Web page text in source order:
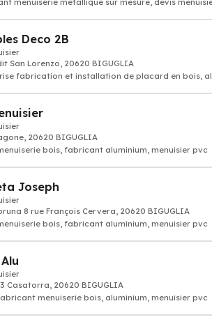
menuiserie metallique sur mesure, devis
Deco 2B
San Lorenzo, 20620 BIGUGLIA
fabrication et installation de placard en bois,
20620 BIGUGLIA
bois, fabricant aluminium, menuisier pvc
Joseph
8 rue François Cervera, 20620 BIGUGLIA
bois, fabricant aluminium, menuisier pvc
Casatorra, 20620 BIGUGLIA
menuiserie bois, aluminium, menuisier pvc